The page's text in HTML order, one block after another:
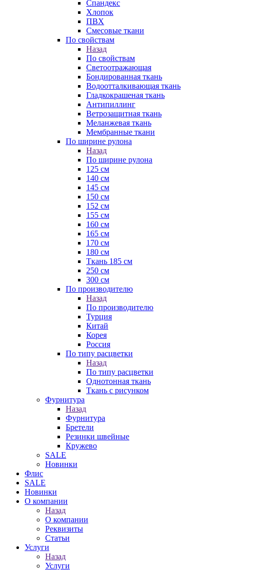
Спандекс
Хлопок
ПВХ
Смесовые ткани
По свойствам
Назад
По свойствам
Светоотражающая
Бондированная ткань
Водоотталкивающая ткань
Гладкокрашеная ткань
Антипиллинг
Ветрозащитная ткань
Меланжевая ткань
Мембранные ткани
По ширине рулона
Назад
По ширине рулона
125 см
140 см
145 см
150 см
152 см
155 см
160 см
165 см
170 см
180 см
Ткань 185 см
250 см
300 см
По производителю
Назад
По производителю
Турция
Китай
Корея
Россия
По типу расцветки
Назад
По типу расцветки
Однотонная ткань
Ткань с рисунком
Фурнитура
Назад
Фурнитура
Бретели
Резинки швейные
Кружево
SALE
Новинки
Флис
SALE
Новинки
О компании
Назад
О компании
Реквизиты
Статьи
Услуги
Назад
Услуги